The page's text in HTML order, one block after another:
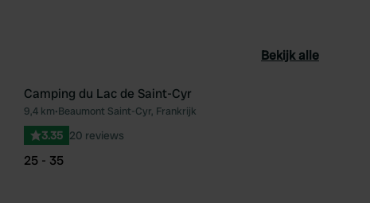
Bekijk alle
Favoriet
Camping du Lac de Saint-Cyr
9,4 km•Beaumont Saint-Cyr, Frankrijk
3.35 20 reviews
25 - 35